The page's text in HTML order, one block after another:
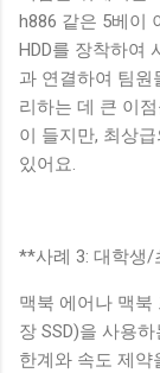
h886 같은 5베이
HDD를 장착하여
과 연결하여 팀
리하는 데 큰 이
이 들지만, 최상
있어요.
**사례 3: 대학생/
맥북 에어나 맥북
장 SSD)을 사용
한계와 속도 제약